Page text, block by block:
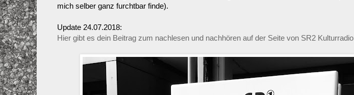
mich selber ganz furchtbar finde).
Update 24.07.2018:
Hier gibt es dein Beitrag zum nachlesen und nachhören auf der Seite von SR2 Kulturradio